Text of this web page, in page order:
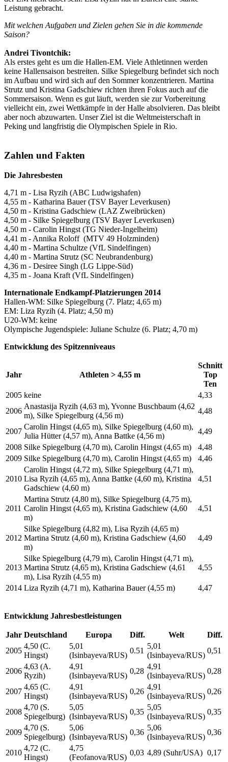
Leistung gebracht.
Mit welchen Aufgaben und Zielen gehen Sie in die kommende
Saison?
Andrei Tivontchik:
Als erstes geht es um die Hallen-EM. Viele Athletinnen werden
keine Hallensaison bestreiten. Silke Spiegelburg befindet sich noch
im Aufbau und wird sich auf den Sommer konzentrieren. Martina
Strutz und Kristina Gadschiew richten ihren Fokus auch auf die
Sommersaison. Wenn es gut läuft, werden sie zur Vorbereitung
vielleicht ein, zwei Wettkämpfe in der Halle absolvieren. Das bleibt
aber noch abzuwarten. Unser Ziel ist die Weltmeisterschaft in
Peking und langfristig die Olympischen Spiele in Rio.
Zahlen und Fakten
Die Jahresbesten
4,71 m - Lisa Ryzih (ABC Ludwigshafen)
4,55 m - Katharina Bauer (TSV Bayer Leverkusen)
4,50 m - Kristina Gadschiew (LAZ Zweibrücken)
4,50 m - Silke Spiegelburg (TSV Bayer Leverkusen)
4,50 m - Carolin Hingst (TG Nieder-Ingelheim)
4,41 m - Annika Roloff (MTV 49 Holzminden)
4,40 m - Martina Schultze (VfL Sindelfingen)
4,40 m - Martina Strutz (SC Neubrandenburg)
4,36 m - Desiree Singh (LG Lippe-Süd)
4,35 m - Joana Kraft (VfL Sindelfingen)
Internationale Endkampf-Platzierungen 2014
Hallen-WM: Silke Spiegelburg (7. Platz; 4,65 m)
EM: Liza Ryzih (4. Platz; 4,50 m)
U20-WM: keine
Olympische Jugendspiele: Juliane Schulze (6. Platz; 4,70 m)
Entwicklung des Spitzenniveaus
Jahr Athleten > 4,55 m
Schnitt
Top
Ten
2005 keine
4,33
2006
Anastasija Ryzih (4,63 m), Yvonne Buschbaum (4,62
m), Silke Spiegelburg (4,56 m)
4,48
2007
Carolin Hingst (4,65 m), Silke Spiegelburg (4,60 m),
Julia Hütter (4,57 m), Anna Battke (4,56 m)
4,49
2008 Silke Spiegelburg (4,70 m), Carolin Hingst (4,65 m)
4,48
2009 Silke Spiegelburg (4,70 m), Carolin Hingst (4,65 m) 4,46
2010
Carolin Hingst (4,72 m), Silke Spiegelburg (4,71 m),
Lisa Ryzih (4,65 m), Anna Battke (4,60 m), Kristina
Gadschiew (4,60 m)
4,51
2011
Martina Strutz (4,80 m), Silke Spiegelburg (4,75 m),
Carolin Hingst (4,65 m), Kristina Gadschiew (4,60
m)
4,51
2012
Silke Spiegelburg (4,82 m), Lisa Ryzih (4,65 m)
Martina Strutz (4,60 m), Kristina Gadschiew (4,60
m)
4,49
2013
Silke Spiegelburg (4,79 m), Carolin Hingst (4,71 m),
Martina Strutz (4,65 m), Kristina Gadschiew (4,61
m), Lisa Ryzih (4,55 m)
4,55
2014 Liza Ryzih (4,71 m), Katharina Bauer (4,55 m) 4,47
Entwicklung Jahresbestleistungen
Jahr Deutschland Europa Diff. Welt
Diff.
2005
4,50 (C.
Hingst)
5,01
(Isinbayeva/RUS)
0.51
5,01
(Isinbayeva/RUS)
0,51
2006
4,63 (A.
Ryzih)
4,91
(Isinbayeva/RUS)
0,28
4,91
(Isinbayeva/RUS)
0,28
2007
4,65 (C.
Hingst)
4,91
(Isinbayeva/RUS)
0,26
4,91
(Isinbayeva/RUS)
0,26
2008
4,70 (S.
Spiegelburg)
5,05
(Isinbayeva/RUS)
0,35
5,05
(Isinbayeva/RUS)
0,35
2009
4,70 (S.
Spiegelburg)
5,06
(Isinbayeva/RUS)
0,36
5,06
(Isinbayeva/RUS)
0,36
2010
4,72 (C.
Hingst)
4,75
(Feofanova/RUS)
0,03 4,89 (Suhr/USA) 0,17